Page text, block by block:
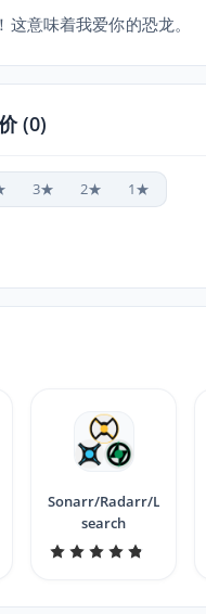
这意味着我爱你的恐龙。
(0)
3★ 2★ 1★
Sonarr/Radarr/Lidarr
search